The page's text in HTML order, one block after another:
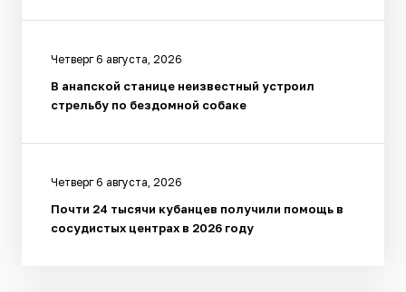
Четверг 6 августа, 2026
В анапской станице неизвестный устроил
стрельбу по бездомной собаке
Четверг 6 августа, 2026
Почти 24 тысячи кубанцев получили помощь в
сосудистых центрах в 2026 году